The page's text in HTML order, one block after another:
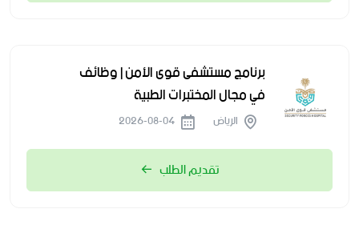
برنامج مستشفى قوى الأمن | وظائف
في مجال المختبرات الطبية
الرياض
تقديم الطلب